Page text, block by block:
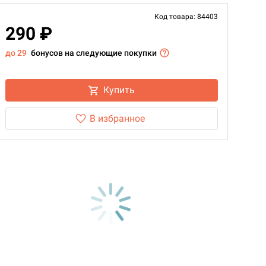
Код товара: 84403
290 ₽
до 29 бонусов на следующие покупки
Купить
В избранное